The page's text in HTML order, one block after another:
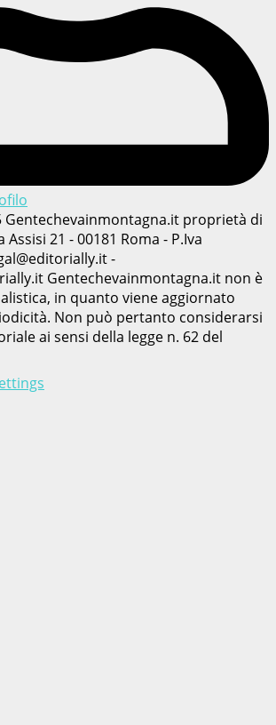
Gentechevainmontagna.it proprietà di
Assisi 21 - 00181 Roma - P.Iva
-
Gentechevainmontagna.it non è
in quanto viene aggiornato
Non può pertanto considerarsi
ai sensi della legge n. 62 del